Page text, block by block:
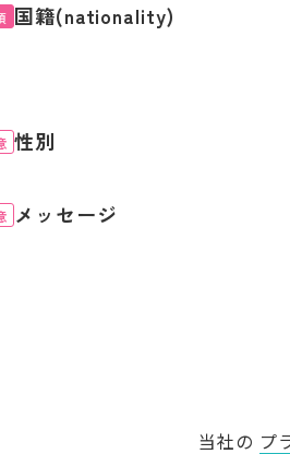
国籍(nationality)
性別
メッセージ
当社の プ